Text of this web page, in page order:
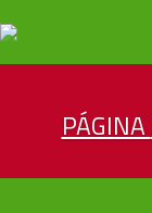
PÁGINA